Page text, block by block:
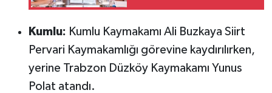
Haritası Belirlendi
Kumlu: Kumlu Kaymakamı Ali Buzkaya Siirt
Pervari Kaymakamlığı görevine kaydırılırken,
yerine Trabzon Düzköy Kaymakamı Yunus
Polat atandı.